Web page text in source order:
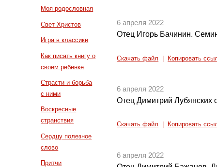
Моя родословная
Свет Христов
Игра в классики
Как писать книгу о
своем ребенке
Страсти и борьба
с ними
Воскресные
странствия
Сердцу полезное
слово
Притчи
6 апреля 2022
Отец Игорь Бачинин.
Скачать файл Копировать
6 апреля 2022
Отец Димитрий Лубянских
Скачать файл Копировать
6 апреля 2022